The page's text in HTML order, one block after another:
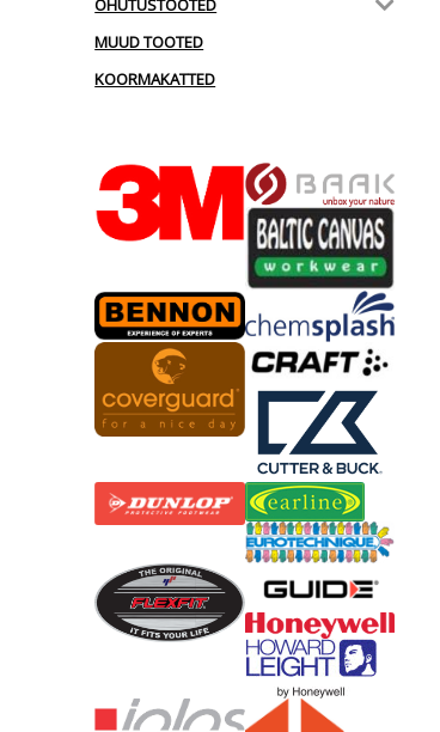
OHUTUSTOOTED
MUUD TOOTED
KOORMAKATTED